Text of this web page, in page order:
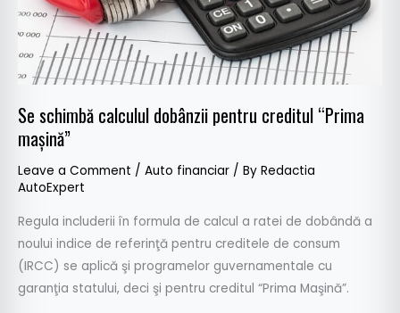
Se schimbă calculul dobânzii pentru creditul “Prima
maşină”
Leave a Comment / Auto financiar / By Redactia
AutoExpert
Regula includerii în formula de calcul a ratei de dobândă a
noului indice de referinţă pentru creditele de consum
(IRCC) se aplică şi programelor guvernamentale cu
garanţia statului, deci şi pentru creditul “Prima Maşină”.
maşină”